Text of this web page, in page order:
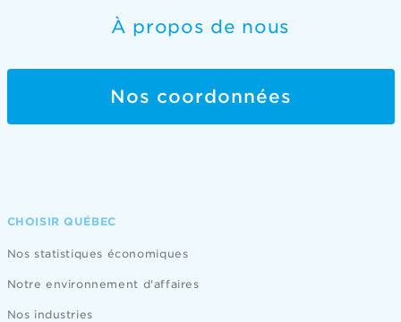
À propos de nous
Nos coordonnées
CHOISIR QUÉBEC
Nos statistiques économiques
Notre environnement d'affaires
Nos industries